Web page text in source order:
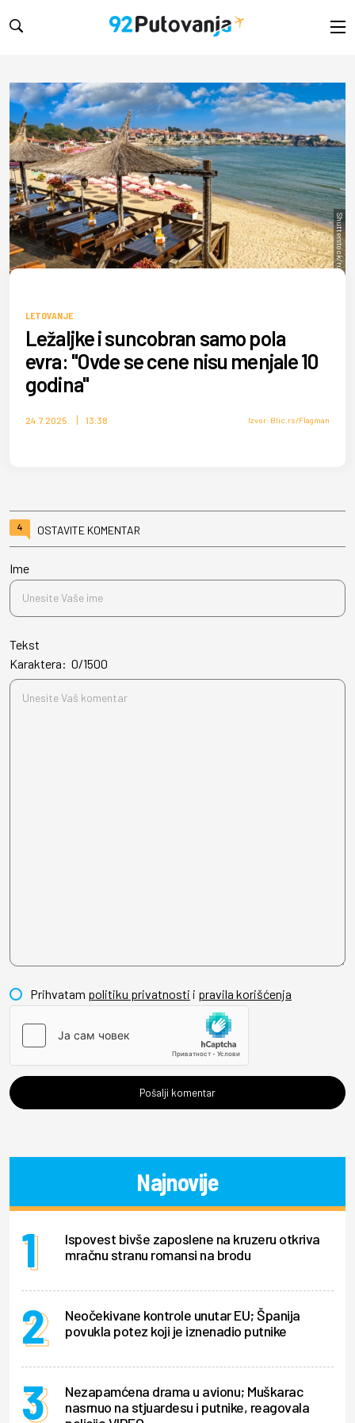
Shutterstock/rustamank
LETOVANJE
Ležaljke i suncobran samo pola
evra: "Ovde se cene nisu menjale 10
godina"
24.7.2025. 13:38 Izvor: Blic.rs/Flagman
4 OSTAVITE KOMENTAR
Ime
Tekst
Karaktera: 0/1500
Prihvatam politiku privatnosti i pravila korišćenja
Pošalji komentar
Najnovije
Ispovest bivše zaposlene na kruzeru otkriva
mračnu stranu romansi na brodu
Neočekivane kontrole unutar EU; Španija
povukla potez koji je iznenadio putnike
Nezapamćena drama u avionu; Muškarac
nasrnuo na stjuardesu i putnike, reagovala